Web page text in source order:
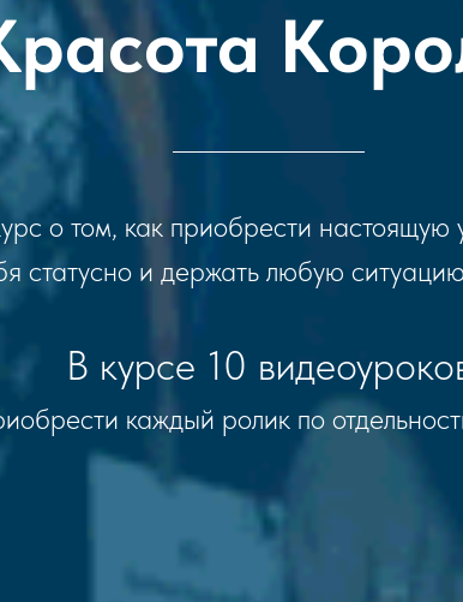
о том, как приобрести настоящую
статусно и держать любую
В курсе 10
каждый ролик по